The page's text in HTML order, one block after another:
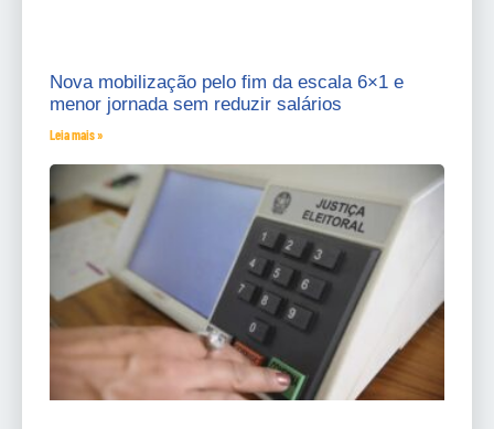
Nova mobilização pelo fim da escala 6×1 e
menor jornada sem reduzir salários
Leia mais »